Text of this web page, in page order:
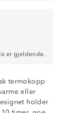
er gjeldende.
termokopp
eller
holder